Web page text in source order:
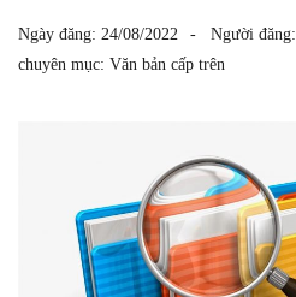
Ngày đăng: 24/08/2022 Người đăng:
chuyên mục: Văn bản cấp trên